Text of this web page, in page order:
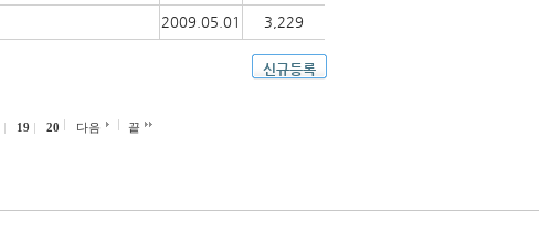
2009.05.01 3,229
신규등록
19 20 다음 끝